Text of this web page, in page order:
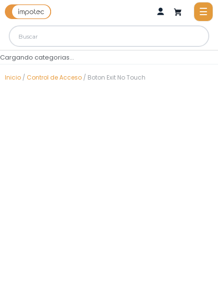
Cargando categorias...
Inicio / Control de Acceso / Boton Exit No Touch